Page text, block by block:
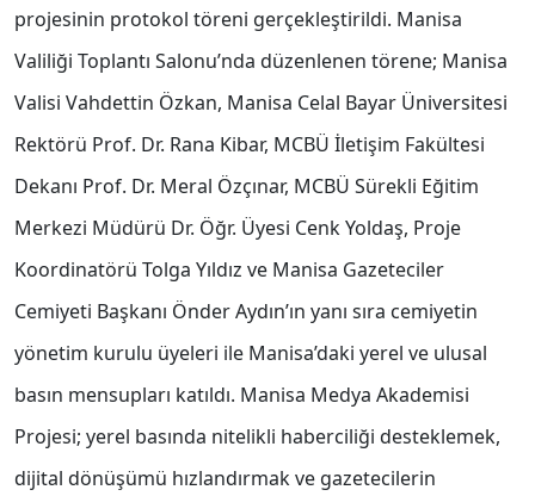
projesinin protokol töreni gerçekleştirildi. Manisa
Valiliği Toplantı Salonu’nda düzenlenen törene; Manisa
Valisi Vahdettin Özkan, Manisa Celal Bayar Üniversitesi
Rektörü Prof. Dr. Rana Kibar, MCBÜ İletişim Fakültesi
Dekanı Prof. Dr. Meral Özçınar, MCBÜ Sürekli Eğitim
Merkezi Müdürü Dr. Öğr. Üyesi Cenk Yoldaş, Proje
Koordinatörü Tolga Yıldız ve Manisa Gazeteciler
Cemiyeti Başkanı Önder Aydın’ın yanı sıra cemiyetin
yönetim kurulu üyeleri ile Manisa’daki yerel ve ulusal
basın mensupları katıldı. Manisa Medya Akademisi
Projesi; yerel basında nitelikli haberciliği desteklemek,
dijital dönüşümü hızlandırmak ve gazetecilerin